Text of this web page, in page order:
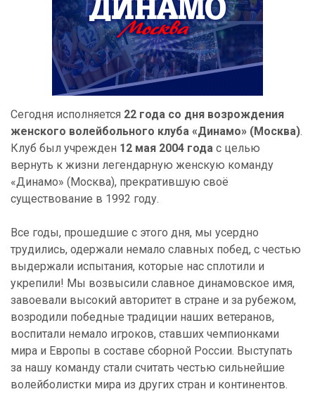
Сегодня исполняется 22 года со дня возрождения
женского волейбольного клуба «Динамо» (Москва).
Клуб был учрежден 12 мая 2004 года с целью
вернуть к жизни легендарную женскую команду
«Динамо» (Москва), прекратившую своё
существование в 1992 году.
Все годы, прошедшие с этого дня, мы усердно
трудились, одержали немало славных побед, с честью
выдержали испытания, которые нас сплотили и
укрепили! Мы возвысили славное динамовское имя,
завоевали высокий авторитет в стране и за рубежом,
возродили победные традиции наших ветеранов,
воспитали немало игроков, ставших чемпионками
мира и Европы в составе сборной России. Выступать
за нашу команду стали считать честью сильнейшие
волейболистки мира из других стран и континентов.